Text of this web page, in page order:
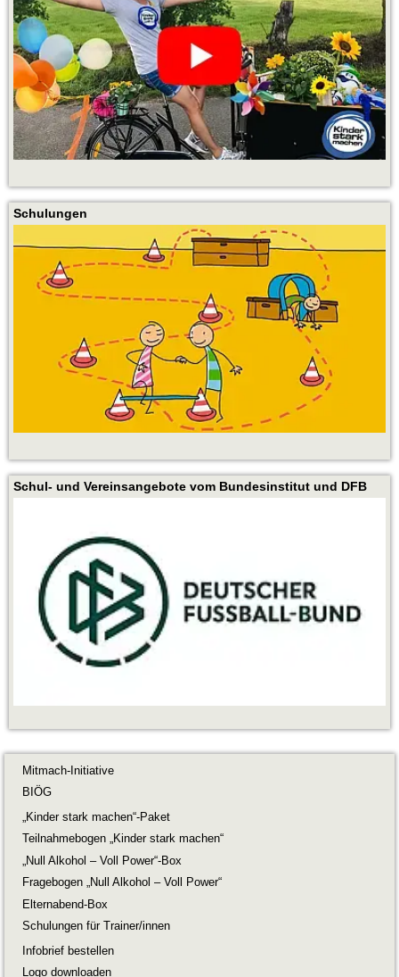
Schulungen
Schul- und Vereinsangebote vom Bundesinstitut und DFB
Mitmach-Initiative
BIÖG
„Kinder stark machen“-Paket
Teilnahmebogen „Kinder stark machen“
„Null Alkohol – Voll Power“-Box
Fragebogen „Null Alkohol – Voll Power“
Elternabend-Box
Schulungen für Trainer/innen
Infobrief bestellen
Logo downloaden